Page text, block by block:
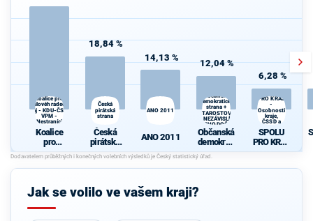
Koalice pro
Královéhradecký
kraj - KDU-ČSL -
VPM -
Nestraníci
Koalice
pro
Královéhra
decký kraj
- KDU-
VPM -
18,84 %
Česká
pirátská
strana
Česká
pirátská
strana
14,13 %
ANO 2011
ANO 2011
12,04 %
Občanská
demokratická
strana +
STAROSTOVÉ
A NEZÁVISLÍ a
VÝCHODOČEŠI
Občanská
demokrati
cká strana
STAROST
NEZÁVISL
6,28 %
PRO KRAJ
-
Osobnosti
kraje,
ČSSD a
SPOLU
PRO KRAJ
-
kraje,
Jak se volilo ve vašem kraji?